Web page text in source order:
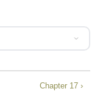
Chapter 17 ›